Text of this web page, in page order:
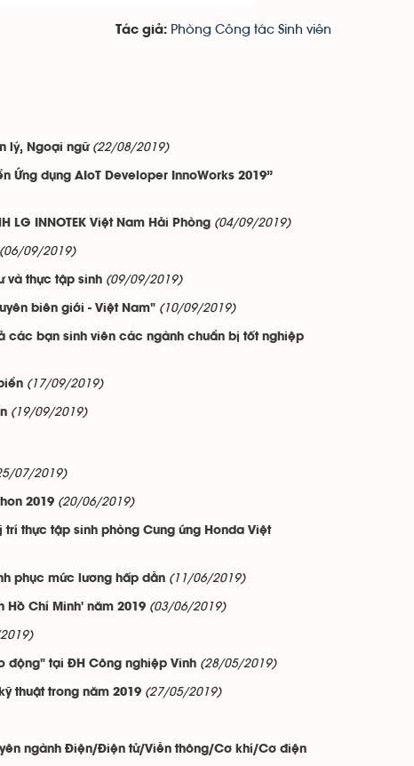
Tác giả: Phòng Công tác Sinh viên
lý, Ngoại ngữ (22/08/2019)
Ứng dụng AIoT Developer InnoWorks 2019”
LG INNOTEK Việt Nam Hải Phòng (04/09/2019)
(06/09/2019)
và thực tập sinh (09/09/2019)
biên giới - Việt Nam" (10/09/2019)
các bạn sinh viên các ngành chuẩn bị tốt nghiệp
(17/09/2019)
(19/09/2019)
07/2019)
2019 (20/06/2019)
thực tập sinh phòng Cung ứng Honda Việt
phục mức lương hấp dẫn (11/06/2019)
Chí Minh' năm 2019 (03/06/2019)
động" tại ĐH Công nghiệp Vinh (28/05/2019)
thuật trong năm 2019 (27/05/2019)
ngành Điện/Điện tử/Viễn thông/Cơ khí/Cơ điện